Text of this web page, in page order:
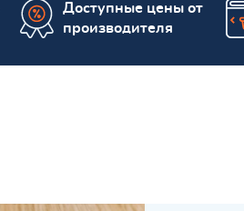
Доступные цены от
производителя